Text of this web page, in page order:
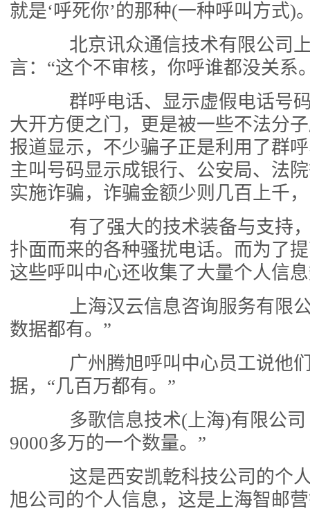
就是‘呼死你’的那种(一种呼叫方式)
北京讯众通信技术有限公司上
言：“这个不审核，你呼谁都没关系
群呼电话、显示虚假电话号码
大开方便之门，更是被一些不法分
报道显示，不少骗子正是利用了群
主叫号码显示成银行、公安局、法
实施诈骗，诈骗金额少则几百上千
有了强大的技术装备与支持，
扑面而来的各种骚扰电话。而为了
这些呼叫中心还收集了大量个人信
上海汉云信息咨询服务有限公
数据都有。”
广州腾旭呼叫中心员工说他们
据，“几百万都有。”
多歌信息技术(上海)有限公司
9000多万的一个数量。”
这是西安凯亁科技公司的个人
旭公司的个人信息，这是上海智邮